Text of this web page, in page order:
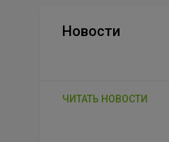
Новости
ЧИТАТЬ НОВОСТИ